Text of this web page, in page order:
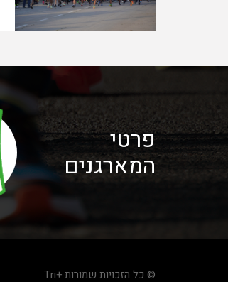
פרטי
המארגנים
© כל הזכויות שמורות +Tri